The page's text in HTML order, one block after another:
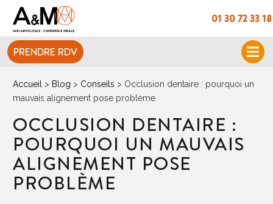
01 30 72 33 18
PRENDRE RDV
Accueil > Blog > Conseils > Occlusion dentaire : pourquoi un
mauvais alignement pose problème
OCCLUSION DENTAIRE :
POURQUOI UN MAUVAIS
ALIGNEMENT POSE
PROBLÈME